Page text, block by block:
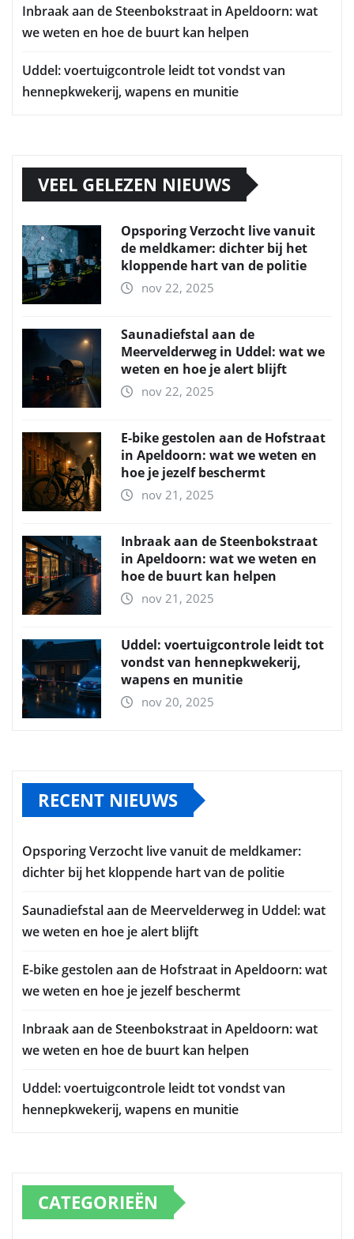
Inbraak aan de Steenbokstraat in Apeldoorn: wat
we weten en hoe de buurt kan helpen
Uddel: voertuigcontrole leidt tot vondst van
hennepkwekerij, wapens en munitie
VEEL GELEZEN NIEUWS
Opsporing Verzocht live vanuit
de meldkamer: dichter bij het
kloppende hart van de politie
nov 22, 2025
Saunadiefstal aan de
Meervelderweg in Uddel: wat we
weten en hoe je alert blijft
nov 22, 2025
E-bike gestolen aan de Hofstraat
in Apeldoorn: wat we weten en
hoe je jezelf beschermt
nov 21, 2025
Inbraak aan de Steenbokstraat
in Apeldoorn: wat we weten en
hoe de buurt kan helpen
nov 21, 2025
Uddel: voertuigcontrole leidt tot
vondst van hennepkwekerij,
wapens en munitie
nov 20, 2025
RECENT NIEUWS
Opsporing Verzocht live vanuit de meldkamer:
dichter bij het kloppende hart van de politie
Saunadiefstal aan de Meervelderweg in Uddel: wat
we weten en hoe je alert blijft
E-bike gestolen aan de Hofstraat in Apeldoorn: wat
we weten en hoe je jezelf beschermt
Inbraak aan de Steenbokstraat in Apeldoorn: wat
we weten en hoe de buurt kan helpen
Uddel: voertuigcontrole leidt tot vondst van
hennepkwekerij, wapens en munitie
CATEGORIEËN